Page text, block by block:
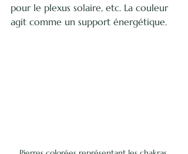
pour le plexus solaire, etc. La couleur
agit comme un support énergétique.